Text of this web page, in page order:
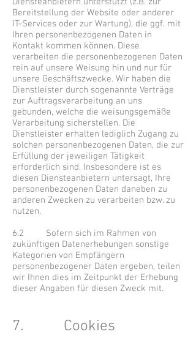
Bereitstellung der Website oder anderer
IT-Services oder zur Wartung), die ggf. mit
Ihren personenbezogenen Daten in
Kontakt kommen können. Diese
verarbeiten die personenbezogenen Daten
rein auf unsere Weisung hin und nur für
unsere Geschäftszwecke. Wir haben die
Dienstleister durch sogenannte Verträge
zur Auftragsverarbeitung an uns
gebunden, welche die weisungsgemäße
Verarbeitung sicherstellen. Die
Dienstleister erhalten lediglich Zugang zu
solchen personenbezogenen Daten, die zur
Erfüllung der jeweiligen Tätigkeit
erforderlich sind. Insbesondere ist es
diesen Diensteanbietern untersagt, Ihre
personenbezogenen Daten daneben zu
anderen Zwecken zu verarbeiten bzw. zu
nutzen.
6.2 Sofern sich im Rahmen von
zukünftigen Datenerhebungen sonstige
Kategorien von Empfängern
personenbezogener Daten ergeben, teilen
wir Ihnen dies im Zeitpunkt der Erhebung
dieser Angaben für diesen Zweck mit.
7. Cookies